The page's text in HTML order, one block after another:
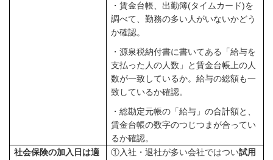
・賃金台帳、出勤簿(タイムカード)を
調べて、勤務の多い人がいないかどう
か確認。
・源泉税納付書に書いてある「給与を
支払った人の人数」と賃金台帳上の人
数が一致しているか。給与の総額も一
致しているか確認。
・総勘定元帳の「給与」の合計額と、
賃金台帳の数字のつじつまが合ってい
るか確認。
社会保険の加入日は適
①入社・退社が多い会社ではつい試用